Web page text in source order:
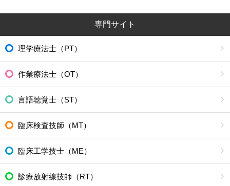
専門サイト
理学療法士（PT）
作業療法士（OT）
言語聴覚士（ST）
臨床検査技師（MT）
臨床工学技士（ME）
診療放射線技師（RT）